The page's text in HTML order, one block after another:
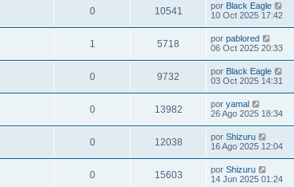
0 10541 por Black Eagle
10 Oct 2025 17:42
1 5718 por pablored
06 Oct 2025 20:33
0 9732 por Black Eagle
03 Oct 2025 14:31
0 13982 por yamal
26 Ago 2025 18:34
0 12038 por Shizuru
16 Ago 2025 12:04
0 15603 por Shizuru
14 Jun 2025 01:24